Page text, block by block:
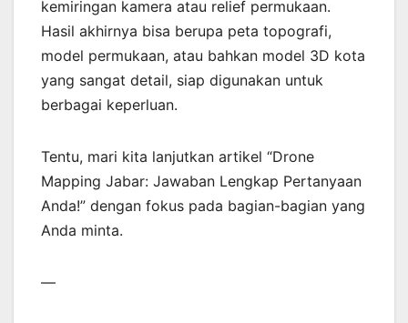
kemiringan kamera atau relief permukaan.
Hasil akhirnya bisa berupa peta topografi,
model permukaan, atau bahkan model 3D kota
yang sangat detail, siap digunakan untuk
berbagai keperluan.
Tentu, mari kita lanjutkan artikel “Drone
Mapping Jabar: Jawaban Lengkap Pertanyaan
Anda!” dengan fokus pada bagian-bagian yang
Anda minta.
—